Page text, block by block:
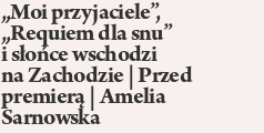
„Moi przyjaciele”,
„Requiem dla snu”
i słońce wschodzi
na Zachodzie | Przed
premierą | Amelia
Sarnowska